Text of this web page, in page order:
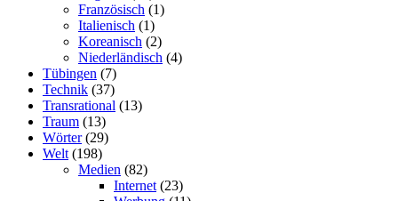
Französisch (1)
Italienisch (1)
Koreanisch (2)
Niederländisch (4)
Tübingen (7)
Technik (37)
Transrational (13)
Traum (13)
Wörter(29)
Welt (198)
Medien (82)
Internet (23)